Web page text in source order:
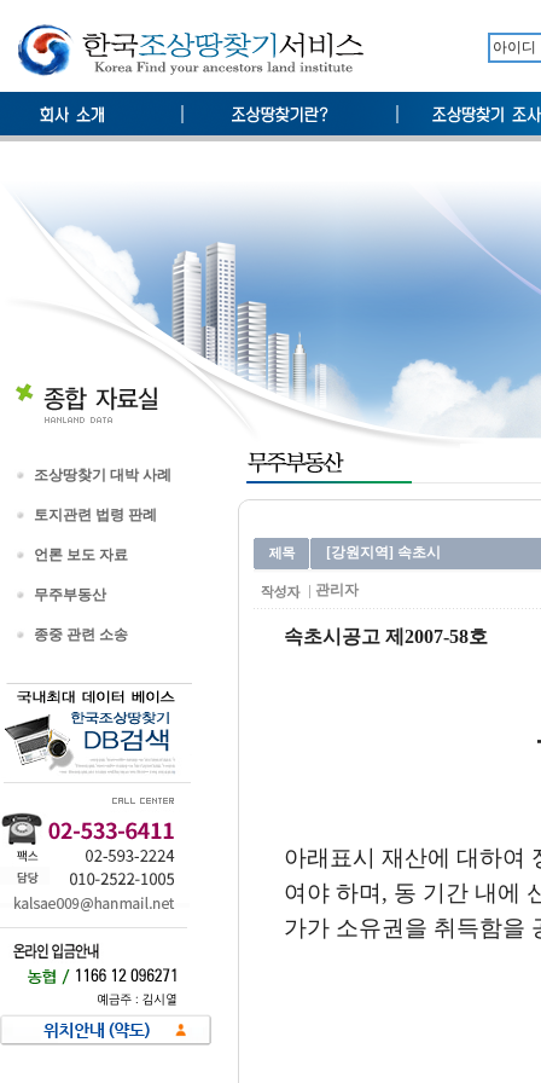
조상땅찾기 대박 사례
토지관련 법령 판례
언론 보도 자료
무주부동산
종중 관련 소송
[강원지역] 속초시
관리자
속초시공고 제2007-58호
아래표시 재산에 대하여
여야 하며, 동 기간 내에
가가 소유권을 취득함을